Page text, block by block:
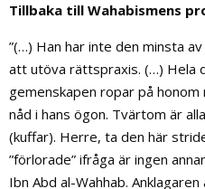
Tillbaka till Wahabismens
”(…) Han har inte den minsta
att utöva rättspraxis. (…) Hela
gemenskapen ropar på
nåd i hans ögon. Tvärtom är
(kuffar). Herre, ta den här
”förlorade” ifråga är ingen
Ibn Abd al-Wahhab.